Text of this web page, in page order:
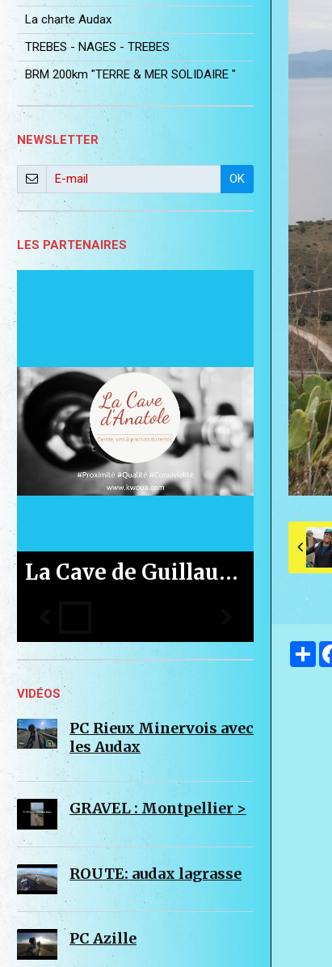
La charte Audax
TREBES - NAGES - TREBES
BRM 200km "TERRE & MER SOLIDAIRE "
NEWSLETTER
OK
LES PARTENAIRES
Le Casino de Gruissan
VIDÉOS
PC Rieux Minervois avec
les Audax
GRAVEL : Montpellier >
ROUTE: audax lagrasse
PC Azille